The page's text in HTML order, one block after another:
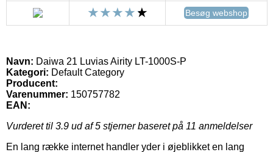
Besøg webshop
Navn: Daiwa 21 Luvias Airity LT-1000S-P
Kategori: Default Category
Producent:
Varenummer: 150757782
EAN:
Vurderet til 3.9 ud af 5 stjerner baseret på 11 anmeldelser
En lang række internet handler yder i øjeblikket en lang